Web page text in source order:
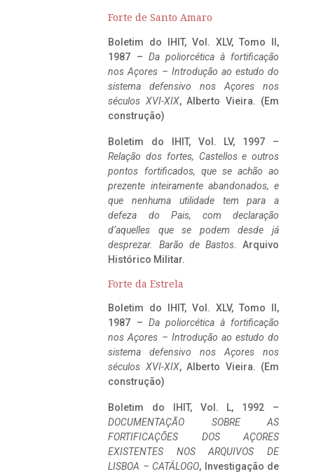
Forte de Santo Amaro
Boletim do IHIT, Vol. XLV, Tomo II,
1987 – Da poliorcética à fortificação
nos Açores – Introdução ao estudo do
sistema defensivo nos Açores nos
séculos XVI-XIX, Alberto Vieira. (Em
construção)
Boletim do IHIT, Vol. LV, 1997 –
Relação dos fortes, Castellos e outros
pontos fortificados, que se achão ao
prezente inteiramente abandonados, e
que nenhuma utilidade tem para a
defeza do Pais, com declaração
d’aquelles que se podem desde já
desprezar. Barão de Bastos. Arquivo
Histórico Militar.
Forte da Estrela
Boletim do IHIT, Vol. XLV, Tomo II,
1987 – Da poliorcética à fortificação
nos Açores – Introdução ao estudo do
sistema defensivo nos Açores nos
séculos XVI-XIX, Alberto Vieira. (Em
construção)
Boletim do IHIT, Vol. L, 1992 –
DOCUMENTAÇÃO SOBRE AS
FORTIFICAÇÕES DOS AÇORES
EXISTENTES NOS ARQUIVOS DE
LISBOA – CATÁLOGO, Investigação de